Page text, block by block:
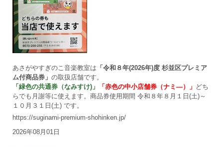
あさがやすぎのこ音楽教室は 「令和８年(2026年)度 杉並区プレミア
ム付商品券」 の取扱店舗です。
「緑色の共通券（なみすけ)」
「赤色の中小店舗券（ナミ―）」 どち
らでも月謝等に使えます。商品券使用期間 令和８年８月１日(土)～
１０月３１日(土) です。
https://suginami-premium-shohinken.jp/
2026年08月01日